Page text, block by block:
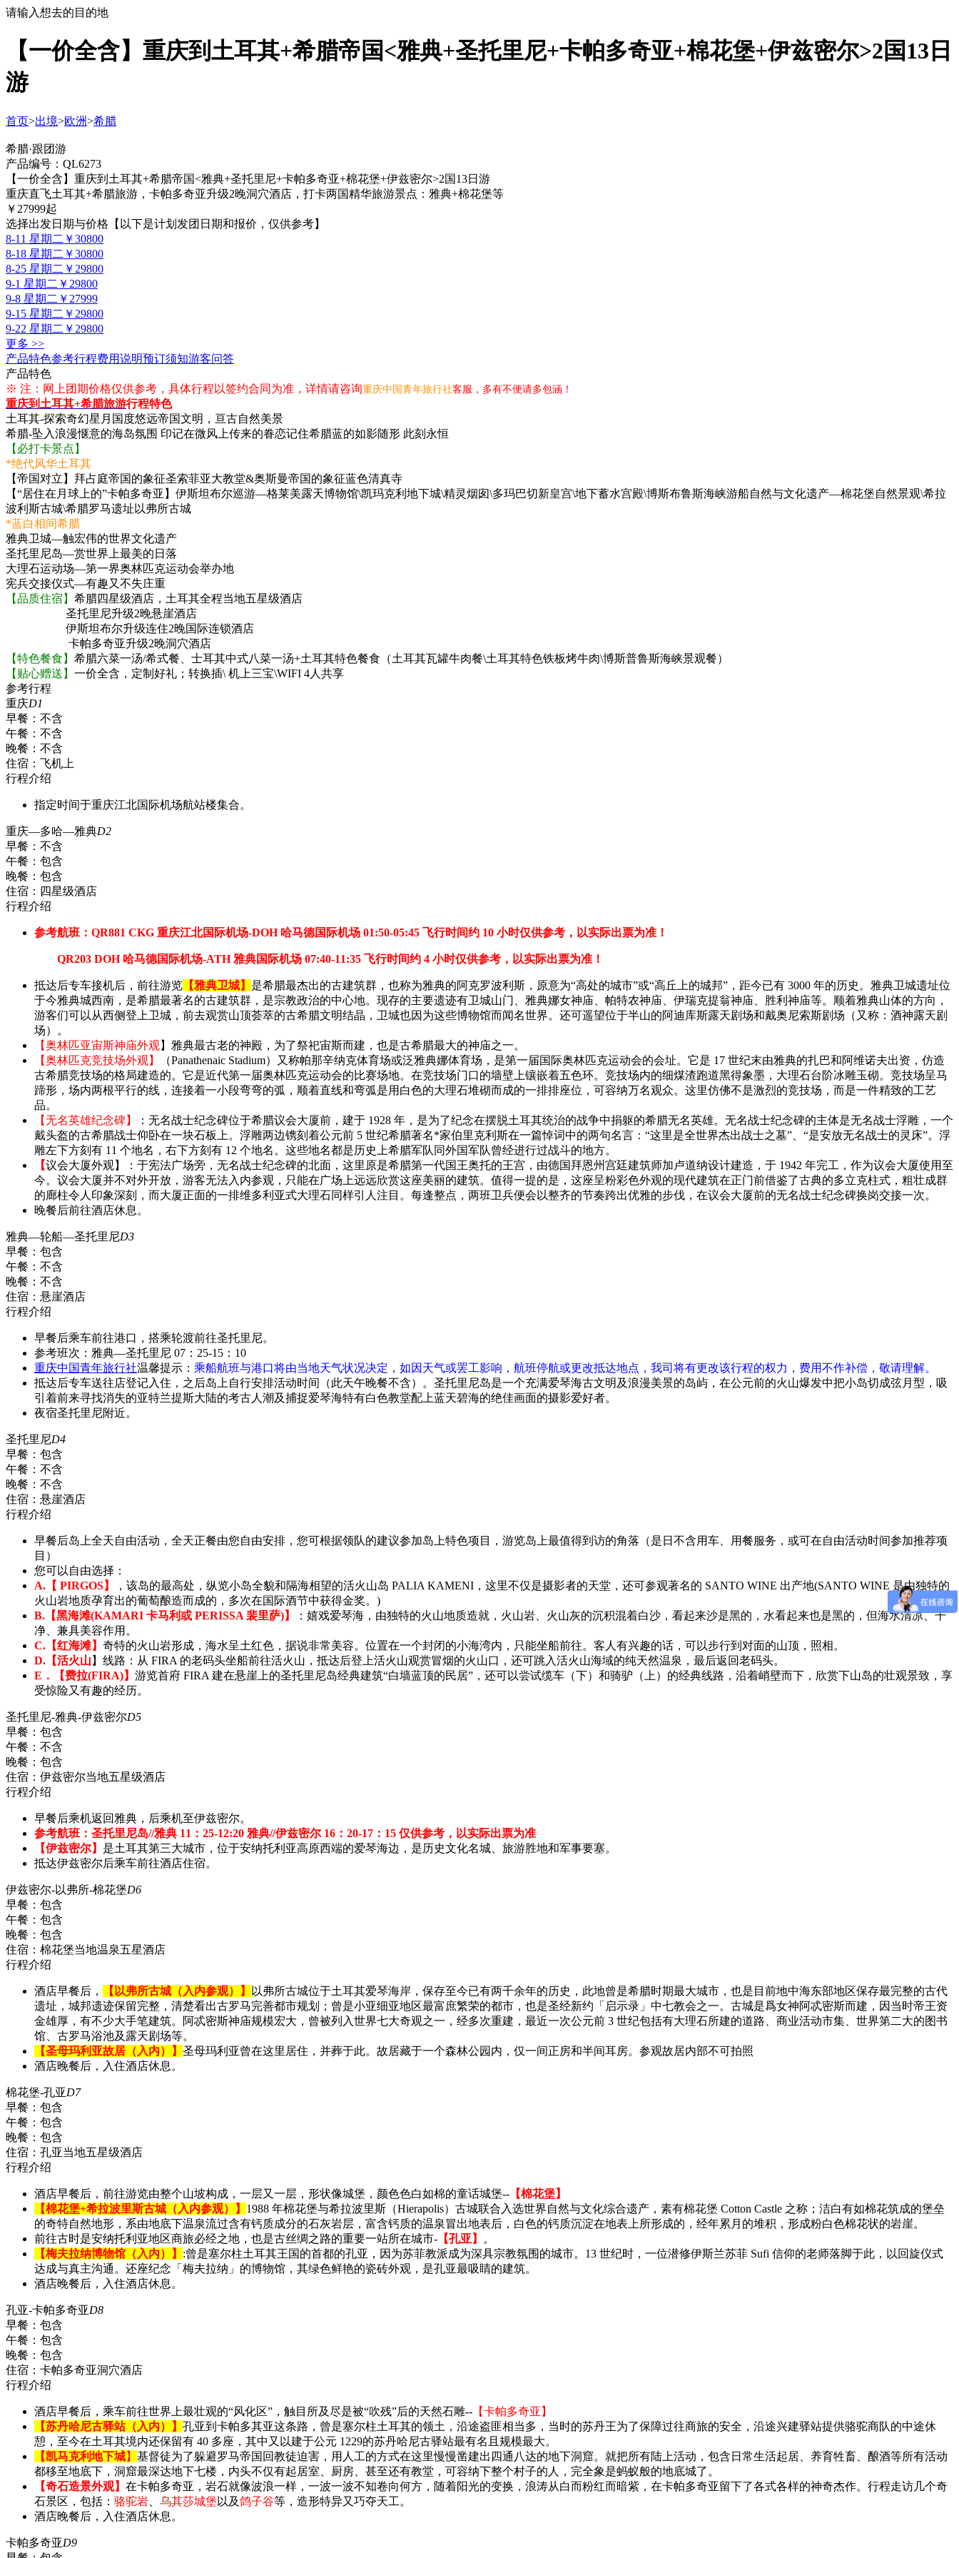
请输入想去的目的地
【一价全含】重庆到土耳其+希腊帝国<雅典+圣托里尼+卡帕多奇亚+棉花堡+伊兹密尔>2国13日
游
首页>出境>欧洲>希腊
希腊·跟团游
产品编号：QL6273
【一价全含】重庆到土耳其+希腊帝国<雅典+圣托里尼+卡帕多奇亚+棉花堡+伊兹密尔>2国13日游
重庆直飞土耳其+希腊旅游，卡帕多奇亚升级2晚洞穴酒店，打卡两国精华旅游景点：雅典+棉花堡等
￥ 27999起
选择出发日期与价格 【以下是计划发团日期和报价，仅供参考】
8-11 星期二 ￥30800
8-18 星期二 ￥30800
8-25 星期二 ￥29800
9-1 星期二 ￥29800
9-8 星期二 ￥27999
9-15 星期二 ￥29800
9-22 星期二 ￥29800
更多 >>
产品特色参考行程费用说明预订须知游客问答
产品特色
※ 注：网上团期价格仅供参考，具体行程以签约合同为准，详情请咨询重庆中国青年旅行社客服，多有不便请多包涵！
重庆到土耳其+希腊旅游行程特色
土耳其-探索奇幻星月国度悠远帝国文明，亘古自然美景
希腊-坠入浪漫惬意的海岛氛围 印记在微风上传来的眷恋记住希腊蓝的如影随形 此刻永恒
【必打卡景点】
*绝代风华土耳其
【帝国对立】拜占庭帝国的象征圣索菲亚大教堂&奥斯曼帝国的象征蓝色清真寺
【“居住在月球上的”卡帕多奇亚】伊斯坦布尔巡游—格莱美露天博物馆\凯玛克利地下城\精灵烟囱\多玛巴切新皇宫\地下蓄水宫殿\博斯布鲁斯海峡游船自然与文化遗产—棉花堡自然景观\希拉
波利斯古城\希腊罗马遗址以弗所古城
*蓝白相间希腊
雅典卫城—触宏伟的世界文化遗产
圣托里尼岛—赏世界上最美的日落
大理石运动场—第一界奥林匹克运动会举办地
宪兵交接仪式—有趣又不失庄重
【品质住宿】 希腊四星级酒店，土耳其全程当地五星级酒店
圣托里尼升级2晚悬崖酒店
伊斯坦布尔升级连住2晚国际连锁酒店
卡帕多奇亚升级2晚洞穴酒店
【特色餐食】 希腊六菜一汤/希式餐、士耳其中式八菜一汤+土耳其特色餐食（土耳其瓦罐牛肉餐\土耳其特色铁板烤牛肉\博斯普鲁斯海峡景观餐）
【贴心赠送】 一价全含，定制好礼；转换插\ 机上三宝\WIFI 4人共享
参考行程
重庆D1
早餐： 不含
午餐： 不含
晚餐： 不含
住宿： 飞机上
行程介绍
指定时间于重庆江北国际机场航站楼集合。
重庆—多哈—雅典D2
早餐： 不含
午餐： 包含
晚餐： 包含
住宿： 四星级酒店
行程介绍
参考航班：QR881 CKG 重庆江北国际机场-DOH 哈马德国际机场 01:50-05:45 飞行时间约 10 小时仅供参考，以实际出票为准！
QR203 DOH 哈马德国际机场-ATH 雅典国际机场 07:40-11:35 飞行时间约 4 小时仅供参考，以实际出票为准！
抵达后专车接机后，前往游览 【雅典卫城】 是希腊最杰出的古建筑群，也称为雅典的阿克罗波利斯，原意为“高处的城市”或“高丘上的城邦”，距今已有 3000 年的历史。雅典卫城遗址位
于今雅典城西南，是希腊最著名的古建筑群，是宗教政治的中心地。现存的主要遗迹有卫城山门、雅典娜女神庙、帕特农神庙、伊瑞克提翁神庙、胜利神庙等。顺着雅典山体的方向，
游客们可以从西侧登上卫城，前去观赏山顶荟萃的古希腊文明结晶，卫城也因为这些博物馆而闻名世界。还可遥望位于半山的阿迪库斯露天剧场和戴奥尼索斯剧场（又称：酒神露天剧
场）。
【奥林匹亚宙斯神庙外观】雅典最古老的神殿，为了祭祀宙斯而建，也是古希腊最大的神庙之一。
【奥林匹克竞技场外观】
（Panathenaic Stadium）又称帕那辛纳克体育场或泛雅典娜体育场，是第一届国际奥林匹克运动会的会址。它是 17 世纪末由雅典的扎巴和阿维诺夫出资，仿造
古希腊竞技场的格局建造的。它是近代第一届奥林匹克运动会的比赛场地。在竞技场门口的墙壁上镶嵌着五色环。竞技场内的细煤渣跑道黑得象墨，大理石台阶冰雕玉砌。竞技场呈马
蹄形，场内两根平行的线，连接着一小段弯弯的弧，顺着直线和弯弧是用白色的大理石堆砌而成的一排排座位，可容纳万名观众。这里仿佛不是激烈的竞技场，而是一件精致的工艺
品。
【无名英雄纪念碑】
：无名战士纪念碑位于希腊议会大厦前，建于 1928 年，是为了纪念在摆脱土耳其统治的战争中捐躯的希腊无名英雄。无名战士纪念碑的主体是无名战士浮雕，一个
戴头盔的古希腊战士仰卧在一块石板上。浮雕两边镌刻着公元前 5 世纪希腊著名*家伯里克利斯在一篇悼词中的两句名言：“这里是全世界杰出战士之墓”、“是安放无名战士的灵床”。浮
雕左下方刻有 11 个地名，右下方刻有 12 个地名。这些地名都是历史上希腊军队同外国军队曾经进行过战斗的地方。
【议会大厦外观】
：于宪法广场旁，无名战士纪念碑的北面，这里原是希腊第一代国王奥托的王宫，由德国拜恩州宫廷建筑师加卢道纳设计建造，于 1942 年完工，作为议会大厦使用至
今。议会大厦并不对外开放，游客无法入内参观，只能在广场上远远欣赏这座美丽的建筑。值得一提的是，这座呈粉彩色外观的现代建筑在正门前借鉴了古典的多立克柱式，粗壮成群
的廊柱令人印象深刻，而大厦正面的一排维多利亚式大理石同样引人注目。每逢整点，两班卫兵便会以整齐的节奏跨出优雅的步伐，在议会大厦前的无名战士纪念碑换岗交接一次。
晚餐后前往酒店休息。
雅典—轮船—圣托里尼D3
早餐： 包含
午餐： 不含
晚餐： 不含
住宿： 悬崖酒店
行程介绍
早餐后乘车前往港口，搭乘轮渡前往圣托里尼。
参考班次：雅典—圣托里尼 07：25-15：10
重庆中国青年旅行社温馨提示： 乘船航班与港口将由当地天气状况决定，如因天气或罢工影响，航班停航或更改抵达地点，我司将有更改该行程的权力，费用不作补偿，敬请理解。
抵达后专车送往店登记入住，之后岛上自行安排活动时间（此天午晚餐不含）。圣托里尼岛是一个充满爱琴海古文明及浪漫美景的岛屿，在公元前的火山爆发中把小岛切成弦月型，吸
引着前来寻找消失的亚特兰提斯大陆的考古人潮及捕捉爱琴海特有白色教堂配上蓝天碧海的绝佳画面的摄影爱好者。
夜宿圣托里尼附近。
圣托里尼D4
早餐： 包含
午餐： 不含
晚餐： 不含
住宿： 悬崖酒店
行程介绍
早餐后岛上全天自由活动，全天正餐由您自由安排，您可根据领队的建议参加岛上特色项目，游览岛上最值得到访的角落（是日不含用车、用餐服务，或可在自由活动时间参加推荐项
目）
您可以自由选择：
A.【 PIRGOS】
，该岛的最高处，纵览小岛全貌和隔海相望的活火山岛 PALIA KAMENI，这里不仅是摄影者的天堂，还可参观著名的 SANTO WINE 出产地(SANTO WINE 是由独特的
火山岩地质孕育出的葡萄酿造而成的，多次在国际酒节中获得金奖。)
B.【黑海滩(KAMARI 卡马利或 PERISSA 裴里萨)】
：嬉戏爱琴海，由独特的火山地质造就，火山岩、火山灰的沉积混着白沙，看起来沙是黑的，水看起来也是黑的，但海水清凉、干
净、兼具美容作用。
C.【红海滩】 奇特的火山岩形成，海水呈土红色，据说非常美容。位置在一个封闭的小海湾内，只能坐船前往。客人有兴趣的话，可以步行到对面的山顶，照相。
D.【活火山 】线路：从 FIRA 的老码头坐船前往活火山，抵达后登上活火山观赏冒烟的火山口，还可跳入活火山海域的纯天然温泉，最后返回老码头。
E．【费拉(FIRA)】 游览首府 FIRA 建在悬崖上的圣托里尼岛经典建筑“白墙蓝顶的民居”，还可以尝试缆车（下）和骑驴（上）的经典线路，沿着峭壁而下，欣赏下山岛的壮观景致，享
受惊险又有趣的经历。
圣托里尼-雅典-伊兹密尔D5
早餐： 包含
午餐： 不含
晚餐： 包含
住宿： 伊兹密尔当地五星级酒店
行程介绍
早餐后乘机返回雅典，后乘机至伊兹密尔。
参考航班：圣托里尼岛//雅典 11：25-12:20 雅典//伊兹密尔 16：20-17：15 仅供参考，以实际出票为准
【伊兹密尔】 是土耳其第三大城市，位于安纳托利亚高原西端的爱琴海边，是历史文化名城、旅游胜地和军事要塞。
抵达伊兹密尔后乘车前往酒店住宿。
伊兹密尔-以弗所-棉花堡D6
早餐： 包含
午餐： 包含
晚餐： 包含
住宿： 棉花堡当地温泉五星酒店
行程介绍
酒店早餐后， 【以弗所古城（入内参观）】
以弗所古城位于土耳其爱琴海岸，保存至今已有两千余年的历史，此地曾是希腊时期最大城市，也是目前地中海东部地区保存最完整的古代
遗址，城邦遗迹保留完整，清楚看出古罗马完善都市规划；曾是小亚细亚地区最富庶繁荣的都市，也是圣经新约「启示录」中七教会之一。古城是爲女神阿忒密斯而建，因当时帝王资
金雄厚，有不少大手笔建筑。阿忒密斯神庙规模宏大，曾被列入世界七大奇观之一，经多次重建，最近一次公元前 3 世纪包括有大理石所建的道路、商业活动市集、世界第二大的图书
馆、古罗马浴池及露天剧场等。
【圣母玛利亚故居（入内）】 圣母玛利亚曾在这里居住，并葬于此。故居藏于一个森林公园内，仅一间正房和半间耳房。参观故居内部不可拍照
酒店晚餐后，入住酒店休息。
棉花堡-孔亚D7
早餐： 包含
午餐： 包含
晚餐： 包含
住宿： 孔亚当地五星级酒店
行程介绍
酒店早餐后，前往游览由整个山坡构成，一层又一层，形状像城堡，颜色色白如棉的童话城堡-- 【棉花堡】
【棉花堡+希拉波里斯古城（入内参观）】 1988 年棉花堡与希拉波里斯（Hierapolis）古城联合入选世界自然与文化综合遗产，素有棉花堡 Cotton Castle 之称；洁白有如棉花筑成的堡垒
的奇特自然地形，系由地底下温泉流过含有钙质成分的石灰岩层，富含钙质的温泉冒出地表后，白色的钙质沉淀在地表上所形成的，经年累月的堆积，形成粉白色棉花状的岩崖。
前往古时是安纳托利亚地区商旅必经之地，也是古丝绸之路的重要一站所在城市- 【孔亚】
。
【梅夫拉纳博物馆（入内）】 :曾是塞尔柱土耳其王国的首都的孔亚，因为苏菲教派成为深具宗教氛围的城市。13 世纪时，一位潜修伊斯兰苏菲 Sufi 信仰的老师落脚于此，以回旋仪式
达成与真主沟通。还座纪念「梅夫拉纳」的博物馆，其绿色鲜艳的瓷砖外观，是孔亚最吸睛的建筑。
酒店晚餐后，入住酒店休息。
孔亚-卡帕多奇亚D8
早餐： 包含
午餐： 包含
晚餐： 包含
住宿： 卡帕多奇亚洞穴酒店
行程介绍
酒店早餐后，乘车前往世界上最壮观的“风化区”，触目所及尽是被“吹残”后的天然石雕-- 【卡帕多奇亚】
【苏丹哈尼古驿站（入内）】 孔亚到卡帕多其亚这条路，曾是塞尔柱土耳其的领土，沿途盗匪相当多，当时的苏丹王为了保障过往商旅的安全，沿途兴建驿站提供骆驼商队的中途休
憩，至今在土耳其境内还保留有 40 多座，其中又以建于公元 1229的苏丹哈尼古驿站最有名且规模最大。
【凯马克利地下城】 基督徒为了躲避罗马帝国回教徒迫害，用人工的方式在这里慢慢凿建出四通八达的地下洞窟。就把所有陆上活动，包含日常生活起居、养育牲畜、酿酒等所有活动
都移至地底下，洞窟最深达地下七楼，内头不仅有起居室、厨房、甚至还有教堂，可容纳下整个村子的人，完全象是蚂蚁般的地底城了。
【奇石造景外观】 在卡帕多奇亚，岩石就像波浪一样，一波一波不知卷向何方，随着阳光的变换，浪涛从白而粉红而暗紫，在卡帕多奇亚留下了各式各样的神奇杰作。行程走访几个奇
石景区，包括： 骆驼岩 乌其莎城堡 以及鸽子谷等，造形特异又巧夺天工。
酒店晚餐后，入住酒店休息。
卡帕多奇亚D9